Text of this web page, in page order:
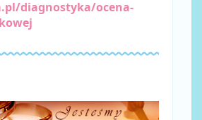
diagnostyka/ocena-